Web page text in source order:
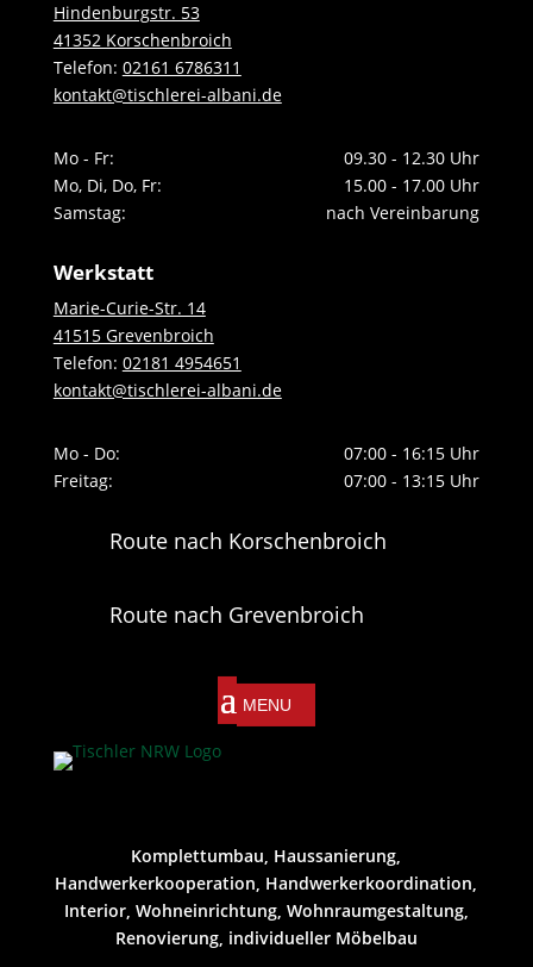
Hindenburgstr. 53
41352 Korschenbroich
Telefon: 02161 6786311
kontakt@tischlerei-albani.de
Mo - Fr:
09.30 - 12.30 Uhr
Mo, Di, Do, Fr:
15.00 - 17.00 Uhr
Samstag:
nach Vereinbarung
Werkstatt
Marie-Curie-Str. 14
41515 Grevenbroich
Telefon: 02181 4954651
kontakt@tischlerei-albani.de
Mo - Do:
07:00 - 16:15 Uhr
Freitag:
07:00 - 13:15 Uhr
Route nach Korschenbroich
Route nach Grevenbroich
Komplettumbau, Haussanierung,
Handwerkerkooperation, Handwerkerkoordination,
Interior, Wohneinrichtung, Wohnraumgestaltung,
Renovierung, individueller Möbelbau